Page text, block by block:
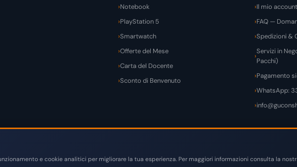
Notebook
PlayStation 5
Smartwatch
Offerte del Mese
Carta del Docente
Sconto di Benvenuto
Il mio
FAQ —
Spedizioni &
Servizi in
Pacchi)
Pagamento
WhatsApp:
riservati. e cookie analitici per migliorare la tua esperienza. Per maggiori informazioni consulta la